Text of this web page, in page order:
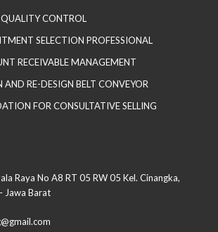
CONTROL
SELECTION PROFESSIONAL
RECEIVABLE MANAGEMENT
AND RE-DESIGN BELT CONVEYOR
FOR CONSULTATIVE SELLING
Raya No A8 RT 05 RW 05 Kel. Cinangka,
Jawa Barat